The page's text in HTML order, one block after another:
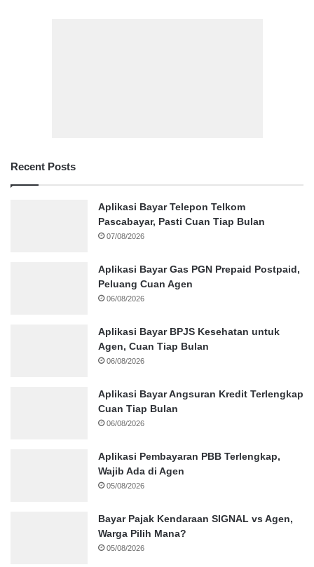
Recent Posts
Aplikasi Bayar Telepon Telkom
Pascabayar, Pasti Cuan Tiap Bulan
07/08/2026
Aplikasi Bayar Gas PGN Prepaid Postpaid,
Peluang Cuan Agen
06/08/2026
Aplikasi Bayar BPJS Kesehatan untuk
Agen, Cuan Tiap Bulan
06/08/2026
Aplikasi Bayar Angsuran Kredit Terlengkap
Cuan Tiap Bulan
06/08/2026
Aplikasi Pembayaran PBB Terlengkap,
Wajib Ada di Agen
05/08/2026
Bayar Pajak Kendaraan SIGNAL vs Agen,
Warga Pilih Mana?
05/08/2026